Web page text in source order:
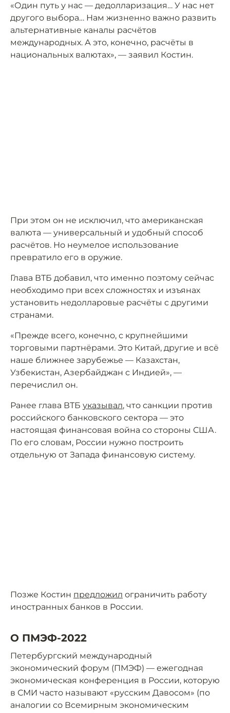
«Один путь у нас — дедолларизация… У нас нет
другого выбора… Нам жизненно важно развить
альтернативные каналы расчётов
международных. А это, конечно, расчёты в
национальных валютах», — заявил Костин.
При этом он не исключил, что американская
валюта — универсальный и удобный способ
расчётов. Но неумелое использование
превратило его в оружие.
Глава ВТБ добавил, что именно поэтому сейчас
необходимо при всех сложностях и изъянах
установить недолларовые расчёты с другими
странами.
«Прежде всего, конечно, с крупнейшими
торговыми партнёрами. Это Китай, другие и всё
наше ближнее зарубежье — Казахстан,
Узбекистан, Азербайджан с Индией», —
перечислил он.
Ранее глава ВТБ указывал, что санкции против
российского банковского сектора — это
настоящая финансовая война со стороны США.
По его словам, России нужно построить
отдельную от Запада финансовую систему.
Позже Костин предложил ограничить работу
иностранных банков в России.
О ПМЭФ-2022
Петербургский международный
экономический форум (ПМЭФ) — ежегодная
экономическая конференция в России, которую
в СМИ часто называют «русским Давосом» (по
аналогии со Всемирным экономическим